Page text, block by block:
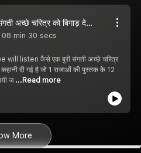
Episode 54 बुरी संगती अच्छे चरित्र को बिगाड़ देती है | नई कहानी
08 min 30 secs
listen कैसे एक बुरी संगती अच्छे चरित्र
कहानी दी गई है जो 1 राजाओं की पुस्तक के 12
ज ...Read more
More